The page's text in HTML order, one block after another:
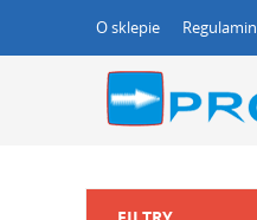
O sklepie Regulamin